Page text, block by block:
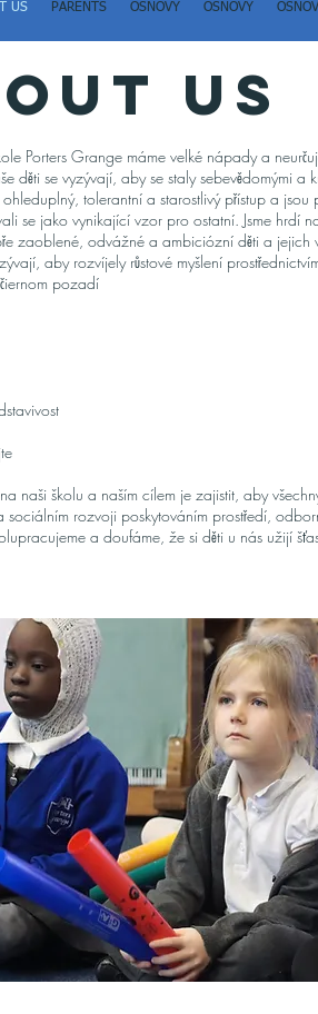
US PARENTS OSNOVY OSNOVY
Us
Porters Grange máme velké nápady a
děti se vyzývají, aby se staly sebevědomými a
tolerantní a starostlivý přístup a
se jako vynikající vzor pro ostatní. Jsme hrdí
zaoblené, odvážné a ambiciózní děti a jejich
aby rozvíjely růstové myšlení
pozadí
naši školu a naším cílem je zajistit, aby
sociálním rozvoji poskytováním prostředí,
a doufáme, že si děti u nás užijí